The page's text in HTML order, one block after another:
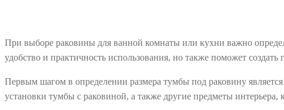
При выборе раковины для ванной комнаты или кухни важно
удобство и практичность использования, но также поможет
Первым шагом в определении размера тумбы под раковину
установки тумбы с раковиной, а также другие предметы интерьера,